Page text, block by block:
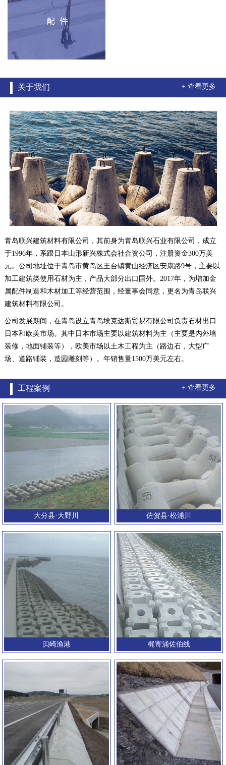
+ 查看更多
关于我们
青岛联兴建筑材料有限公司，其前身为青岛联兴石业有限公司，成立
于1996年，系跟日本山形新兴株式会社合资公司，注册资金300万美
元。公司地址位于青岛市黄岛区王台镇黄山经济区安康路9号，主要以
加工建筑类使用石材为主，产品大部分出口国外。2017年，为增加金
属配件制造和木材加工等经营范围，经董事会同意，更名为青岛联兴
建筑材料有限公司。
公司发展期间，在青岛设立青岛埃克达斯贸易有限公司负责石材出口
日本和欧美市场。其中日本市场主要以建筑材料为主（主要是内外墙
装修，地面铺装等），欧美市场以土木工程为主（路边石，大型广
场、道路铺装，造园雕刻等）。年销售量1500万美元左右。
+ 查看更多
工程案例
大分县·大野川 佐贺县·松浦川
贝崎渔港 梶寄浦佐伯线